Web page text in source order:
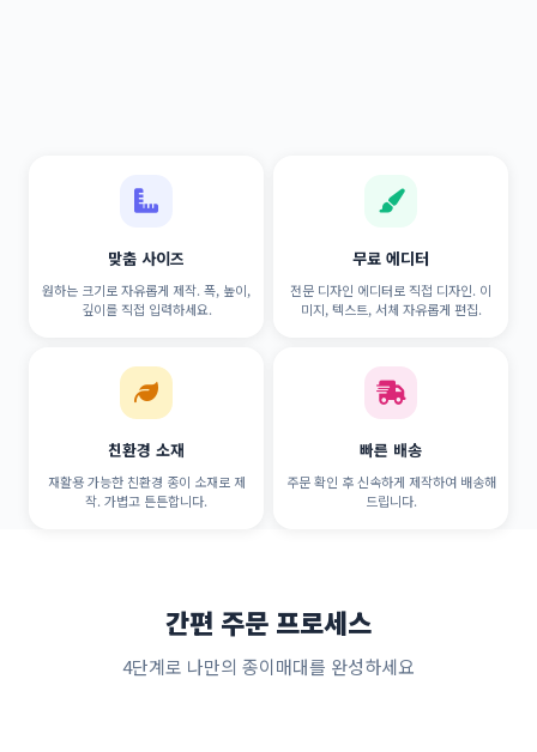
맞춤 사이즈
원하는 크기로 자유롭게 제작. 폭, 높이,
깊이를 직접 입력하세요.
무료 에디터
전문 디자인 에디터로 직접 디자인. 이
미지, 텍스트, 서체 자유롭게 편집.
친환경 소재
재활용 가능한 친환경 종이 소재로 제
작. 가볍고 튼튼합니다.
빠른 배송
주문 확인 후 신속하게 제작하여 배송해
드립니다.
간편 주문 프로세스
4단계로 나만의 종이매대를 완성하세요